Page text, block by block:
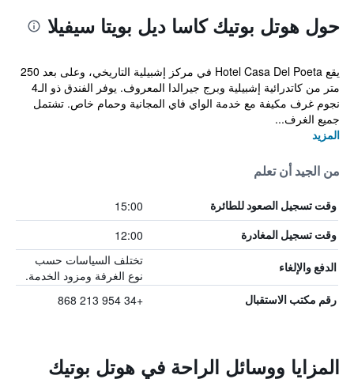
حول هوتل بوتيك كاسا ديل بويتا سيفيلا
يقع Hotel Casa Del Poeta في مركز إشبيلية التاريخي، وعلى بعد 250
متر من كاتدرائية إشبيلية وبرج جيرالدا المعروف. يوفر الفندق ذو الـ4
نجوم غرف مكيفة مع خدمة الواي فاي المجانية وحمام خاص. تشتمل
جميع الغرف...
المزيد
من الجيد أن تعلم
وقت تسجيل الصعود للطائرة 15:00
وقت تسجيل المغادرة 12:00
الدفع والإلغاء
تختلف السياسات حسب
نوع الغرفة ومزود الخدمة.
رقم مكتب الاستقبال +34 954 213 868
المزايا ووسائل الراحة في هوتل بوتيك